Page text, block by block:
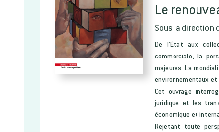
Le
Sous la direction
De l’État aux
commerciale, la
majeures. La
environnementaux
Cet ouvrage
juridique et les
économique et
Rejetant toute